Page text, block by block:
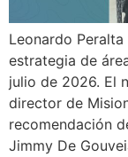
Leonardo
estrategia de
julio de 2026. El
director de
recomendación
Jimmy De